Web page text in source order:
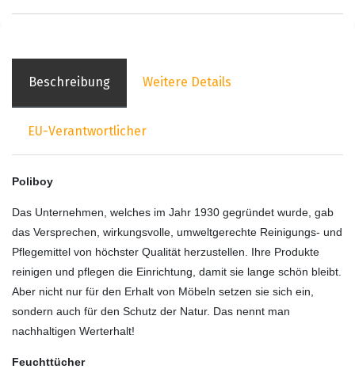
Beschreibung Weitere Details
EU-Verantwortlicher
Poliboy
Das Unternehmen, welches im Jahr 1930 gegründet wurde, gab
das Versprechen, wirkungsvolle, umweltgerechte Reinigungs- und
Pflegemittel von höchster Qualität herzustellen. Ihre Produkte
reinigen und pflegen die Einrichtung, damit sie lange schön bleibt.
Aber nicht nur für den Erhalt von Möbeln setzen sie sich ein,
sondern auch für den Schutz der Natur. Das nennt man
nachhaltigen Werterhalt!
Feuchttücher